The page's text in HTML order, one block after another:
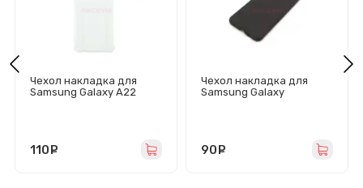
Чехол накладка для
Samsung Galaxy A22
110
Чехол накладка для
Samsung Galaxy
90